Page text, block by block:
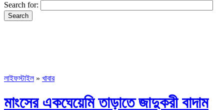
Search for:
লাইফস্টাইল » খাবার
মাংসের একঘেয়েমি তাড়াতে জাদুকরী বাদাম